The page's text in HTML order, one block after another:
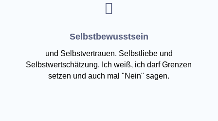

Selbstbewusstsein
und Selbstvertrauen. Selbstliebe und
Selbstwertschätzung. Ich weiß, ich darf Grenzen
setzen und auch mal "Nein" sagen.